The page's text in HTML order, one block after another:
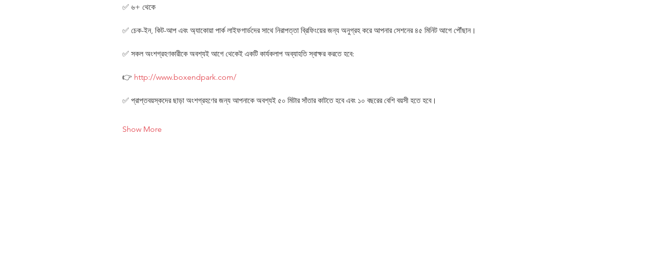
✅ ৬+ থেকে
✅ চেক-ইন, কিট-আপ এবং অ্যাকোয়া পার্ক লাইফগার্ডদের সাথে নিরাপত্তা ব্রিফিংয়ের জন্য অনুগ্রহ করে আপনার সেশনের ৪৫ মিনিট আগে পৌঁছান।
✅ সকল অংশগ্রহণকারীকে অবশ্যই আগে থেকেই একটি কার্যকলাপ অব্যাহতি স্বাক্ষর করতে হবে:
👉 http://www.boxendpark.com/
✅ প্রাপ্তবয়স্কদের ছাড়া অংশগ্রহণের জন্য আপনাকে অবশ্যই ৫০ মিটার সাঁতার কাটতে হবে এবং ১০ বছরের বেশি বয়সী হতে হবে।
Show More